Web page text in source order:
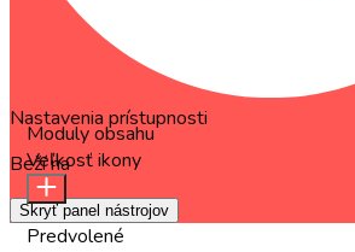
Nastavenia prístupnosti
Beží naOneTap
Skryť panel nástrojov
Moduly obsahu
Veľkosť ikony
Predvolené